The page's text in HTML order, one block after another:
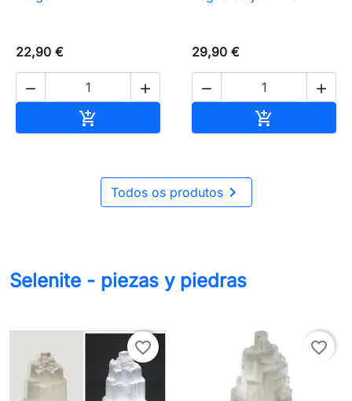
22,90 €
 

29,90 €
 

Todos os produtos
Selenite - piezas y piedras
favorite_border favorite_border